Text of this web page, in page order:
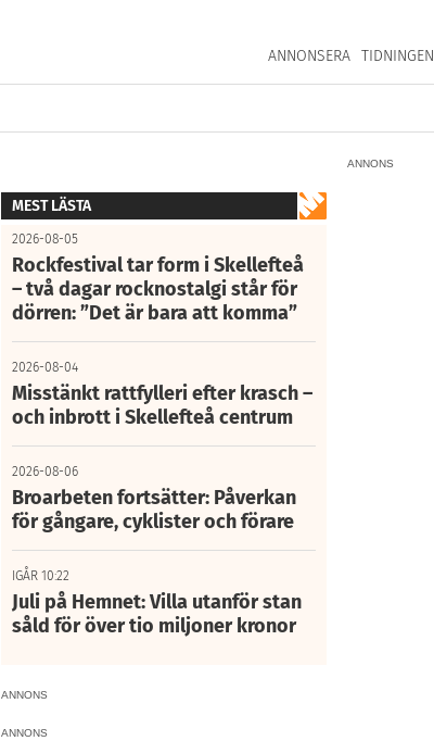
ANNONSERA TIDNINGEN
ANNONS
MEST LÄSTA
2026-08-05
Rockfestival tar form i Skellefteå
– två dagar rocknostalgi står för
dörren: ”Det är bara att komma”
2026-08-04
Misstänkt rattfylleri efter krasch –
och inbrott i Skellefteå centrum
2026-08-06
Broarbeten fortsätter: Påverkan
för gångare, cyklister och förare
IGÅR 10:22
Juli på Hemnet: Villa utanför stan
såld för över tio miljoner kronor
ANNONS
ANNONS